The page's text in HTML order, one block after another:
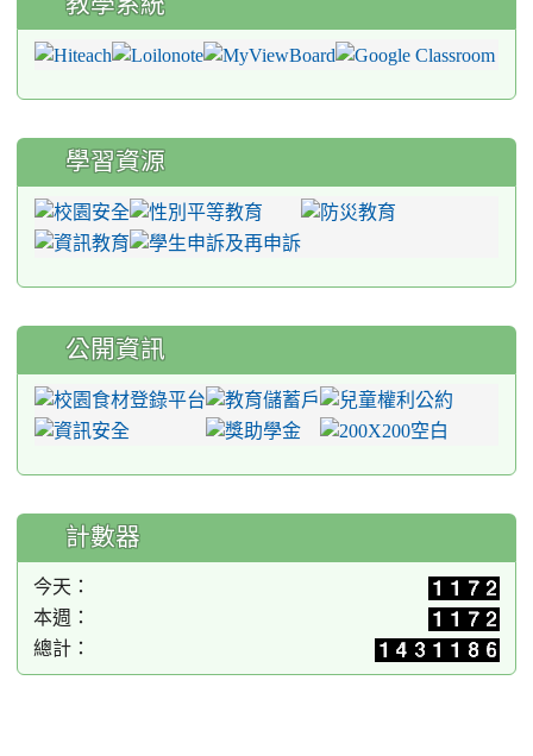
學習資源
公開資訊
計數器
今天：
本週：
總計：